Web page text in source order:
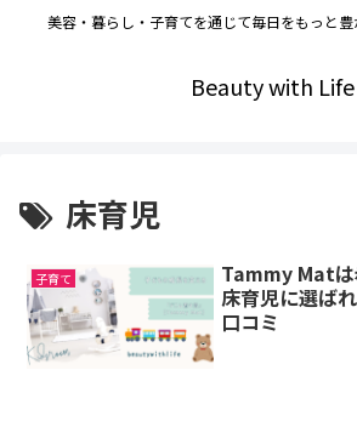
美容・暮らし・子育てを通じて毎日をもっと
Beauty with Life
床育児
子育て
Tammy Matは
床育児に選ば
口コミ